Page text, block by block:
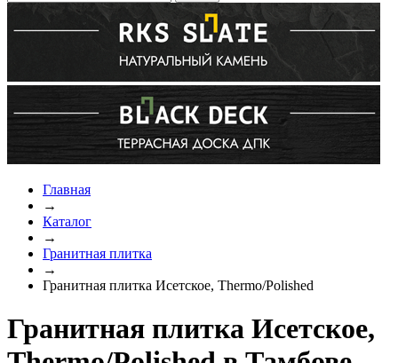
Главная
→
Каталог
→
Гранитная плитка
→
Гранитная плитка Исетское, Thermo/Polished
Гранитная плитка Исетское,